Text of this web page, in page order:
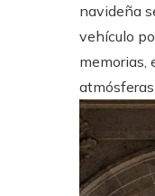
navideña
vehículo
memorias,
atmósferas